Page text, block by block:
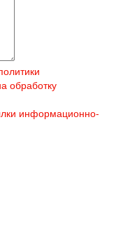
обработку
информационно-